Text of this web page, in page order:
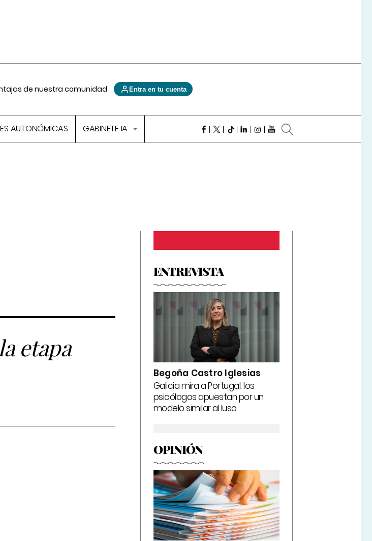
de nuestra comunidad Entra en tu cuenta
AUTONÓMICAS GABINETE IA
etapa
ENTREVISTA
Begoña Castro Iglesias
Galicia mira a Portugal: los
psicólogos apuestan por un
modelo similar al luso
OPINIÓN